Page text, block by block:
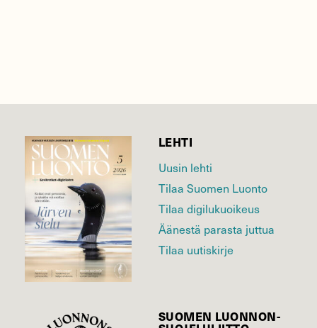
LEHTI
Uusin lehti
Tilaa Suomen Luonto
Tilaa digilukuoikeus
Äänestä parasta juttua
Tilaa uutiskirje
SUOMEN LUONNON­